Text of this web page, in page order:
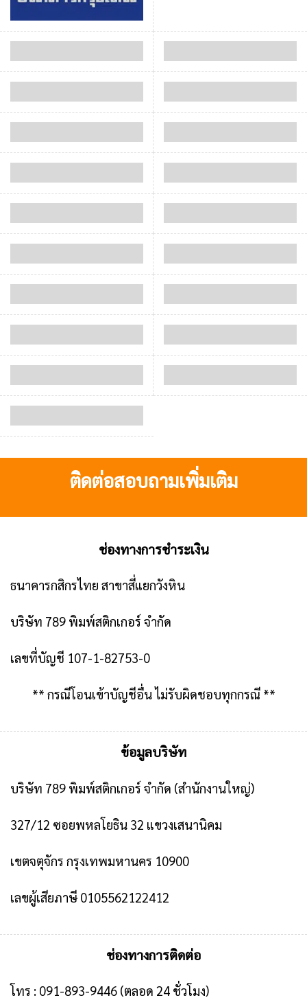
ติดต่อสอบถามเพิ่มเติม
ช่องทางการชำระเงิน
ธนาคารกสิกรไทย สาขาสี่แยกวังหิน
บริษัท 789 พิมพ์สติกเกอร์ จำกัด
เลขที่บัญชี 107-1-82753-0
** กรณีโอนเข้าบัญชีอื่น ไม่รับผิดชอบทุกกรณี **
ข้อมูลบริษัท
บริษัท 789 พิมพ์สติกเกอร์ จำกัด (สำนักงานใหญ่)
327/12 ซอยพหลโยธิน 32 แขวงเสนานิคม
เขตจตุจักร กรุงเทพมหานคร 10900
เลขผู้เสียภาษี 0105562122412
ช่องทางการติดต่อ
โทร : 091-893-9446 (ตลอด 24 ชั่วโมง)